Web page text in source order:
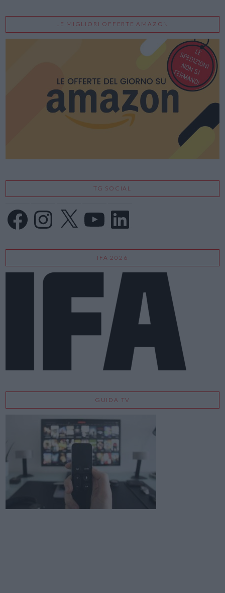
LE MIGLIORI OFFERTE AMAZON
TG SOCIAL
FacebookInstagram
X LinkedIn
IFA 2026
GUIDA TV